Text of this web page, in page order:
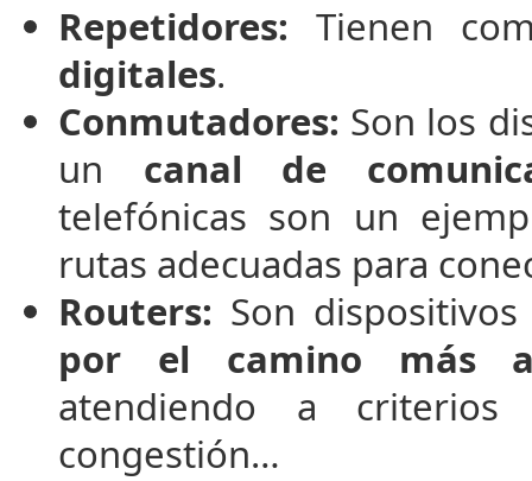
Repetidores: Tienen
digitales.
Conmutadores: Son los
un canal de
telefónicas son un
rutas adecuadas para
Routers: Son
por el camino más
atendiendo a
congestión…